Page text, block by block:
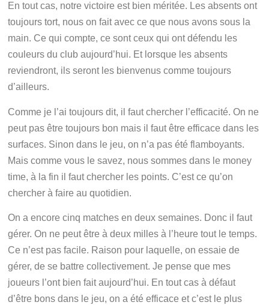
En tout cas, notre victoire est bien méritée. Les absents ont
toujours tort, nous on fait avec ce que nous avons sous la
main. Ce qui compte, ce sont ceux qui ont défendu les
couleurs du club aujourd’hui. Et lorsque les absents
reviendront, ils seront les bienvenus comme toujours
d’ailleurs.
Comme je l’ai toujours dit, il faut chercher l’efficacité. On ne
peut pas être toujours bon mais il faut être efficace dans les
surfaces. Sinon dans le jeu, on n’a pas été flamboyants.
Mais comme vous le savez, nous sommes dans le money
time, à la fin il faut chercher les points. C’est ce qu’on
chercher à faire au quotidien.
On a encore cinq matches en deux semaines. Donc il faut
gérer. On ne peut être à deux milles à l’heure tout le temps.
Ce n’est pas facile. Raison pour laquelle, on essaie de
gérer, de se battre collectivement. Je pense que mes
joueurs l’ont bien fait aujourd’hui. En tout cas à défaut
d’être bons dans le jeu, on a été efficace et c’est le plus